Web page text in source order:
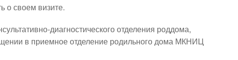
о своем визите.
диагностического отделения роддома,
в приемное отделение родильного дома МКНИЦ